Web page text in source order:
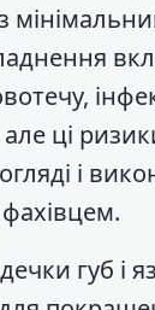
ці
і
губ і